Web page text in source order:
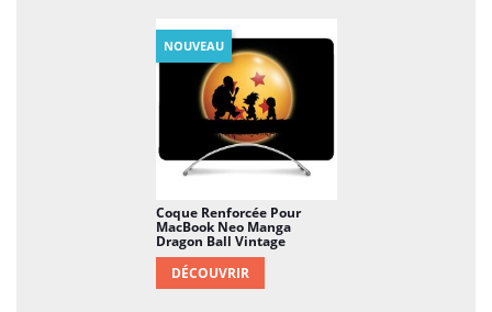
Coque Renforcée Pour
MacBook Neo Manga
Dragon Ball Vintage
DÉCOUVRIR
NOUVEAU